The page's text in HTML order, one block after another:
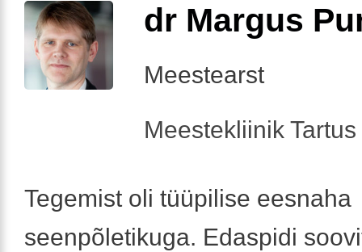
dr Margus
Meestearst
Meestekliinik
Tegemist oli tüüpilise eesnaha
seenpõletikuga. Edaspidi